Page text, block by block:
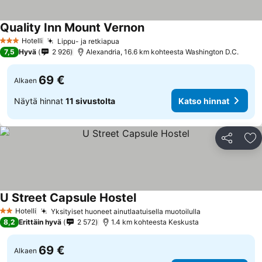
3 Tähtiluokitus
Hotelli Lippu- ja retkiapua
Quality Inn Mount VernonKatso hinnat
7,5 Hyvä 2 926 Alexandria, 16.6 km kohteesta Washington D.C.
Alkaen 69 €
Näytä hinnat 11 sivustolta Katso hinnat
Jaa
2 Tähtiluokitus
Hotelli Yksityiset huoneet ainutlaatuisella muotoilulla
U Street Capsule HostelKatso hinnat
8,2 Erittäin hyvä 2 572 1.4 km kohteesta Keskusta
Alkaen 69 €